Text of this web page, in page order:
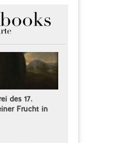
des 17.
Frucht in